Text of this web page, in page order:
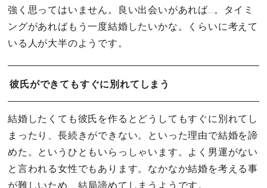
強く思ってはいません。良い出会いがあれば…。タイミ
ングがあればもう一度結婚したいかな。くらいに考えて
いる人が大半のようです。
彼氏ができてもすぐに別れてしまう
結婚したくても彼氏を作るとどうしてもすぐに別れてし
まったり、長続きができない。といった理由で結婚を諦
めた。というひともいらっしゃいます。よく男運がない
と言われる女性でもあります。なかなか結婚を考える事
が難しいため、結局諦めてしまうようです。